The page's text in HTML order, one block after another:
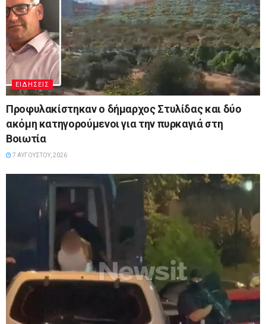
ΕΙΔΉΣΕΙΣ
Προφυλακίστηκαν ο δήμαρχος Στυλίδας και δύο
ακόμη κατηγορούμενοι για την πυρκαγιά στη
Βοιωτία
7 ΑΥΓΟΎΣΤΟΥ, 2026